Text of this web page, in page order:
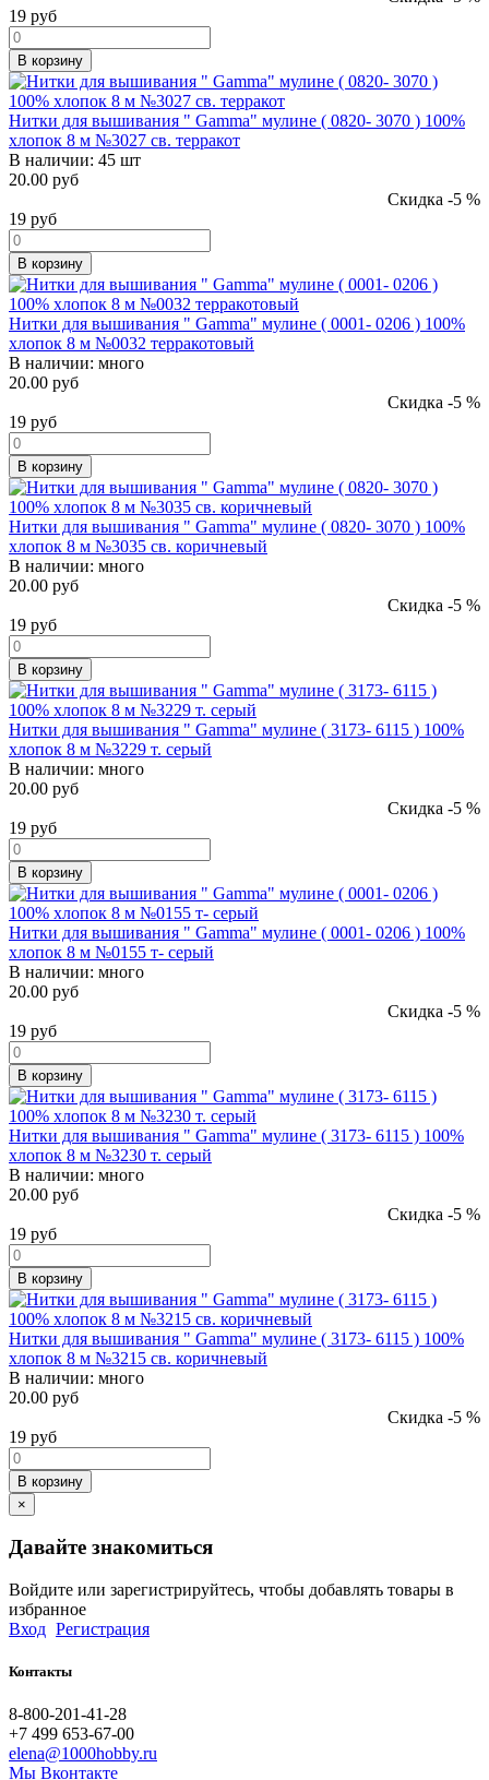
19 руб
В корзину
Нитки для вышивания " Gamma" мулине ( 0820- 3070 ) 100%
хлопок 8 м №3027 св. терракот
В наличии: 45 шт
20.00 руб
Скидка -5 %
19 руб
В корзину
Нитки для вышивания " Gamma" мулине ( 0001- 0206 ) 100%
хлопок 8 м №0032 терракотовый
В наличии: много
20.00 руб
Скидка -5 %
19 руб
В корзину
Нитки для вышивания " Gamma" мулине ( 0820- 3070 ) 100%
хлопок 8 м №3035 св. коричневый
В наличии: много
20.00 руб
Скидка -5 %
19 руб
В корзину
Нитки для вышивания " Gamma" мулине ( 3173- 6115 ) 100%
хлопок 8 м №3229 т. серый
В наличии: много
20.00 руб
Скидка -5 %
19 руб
В корзину
Нитки для вышивания " Gamma" мулине ( 0001- 0206 ) 100%
хлопок 8 м №0155 т- серый
В наличии: много
20.00 руб
Скидка -5 %
19 руб
В корзину
Нитки для вышивания " Gamma" мулине ( 3173- 6115 ) 100%
хлопок 8 м №3230 т. серый
В наличии: много
20.00 руб
Скидка -5 %
19 руб
В корзину
Нитки для вышивания " Gamma" мулине ( 3173- 6115 ) 100%
хлопок 8 м №3215 св. коричневый
В наличии: много
20.00 руб
Скидка -5 %
19 руб
В корзину
×
Давайте знакомиться
Войдите или зарегистрируйтесь, чтобы добавлять товары в
избранное
Вход Регистрация
Контакты
8-800-201-41-28
+7 499 653-67-00
elena@1000hobby.ru
Мы Вконтакте